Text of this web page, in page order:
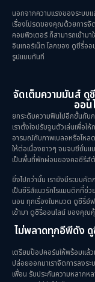
นอกจากความแรงของระบบแ
เรื่องโปรดของคุณด้วยการจั
คอมพิวเตอร์ ก็สามารถเข้าม
อินเทอร์เน็ต โลกของ ดูซีรี่อ
รูปแบบทันที
จัดเต็มความมันส์ ดู
ออน
ยกระดับความฟินไปอีกขั้นกับก
เราตั้งใจปรับจูนตัวเล่นเพื่อ
อารมณ์กับภาพเบลอหรือโหล
ให้ต่อเนื่องยาวๆ จนจบซีซั่น
เป็นพื้นที่พักผ่อนของคอซีรีส์
ยิ่งไปกว่านั้น เรายังมีระบบคั
เป็นซีรีส์แนวรักโรแมนติกที่ช่
นอน ทุกเรื่องในหมวด ดูซีรี่ย์
เข้ามา ดูซีรี่ออนไลน์ ของคุณ
ไม่พลาดทุกอีพีดัง ดู
เตรียมป๊อปคอร์นให้พร้อมแล้
ปล่อยออกมาเราจัดการลงร
เพื่อน รับประกันความหลากห